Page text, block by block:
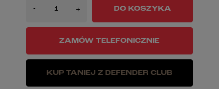
- + DO KOSZYKA
ZAMÓW TELEFONICZNIE
KUP TANIEJ Z DEFENDER CLUB